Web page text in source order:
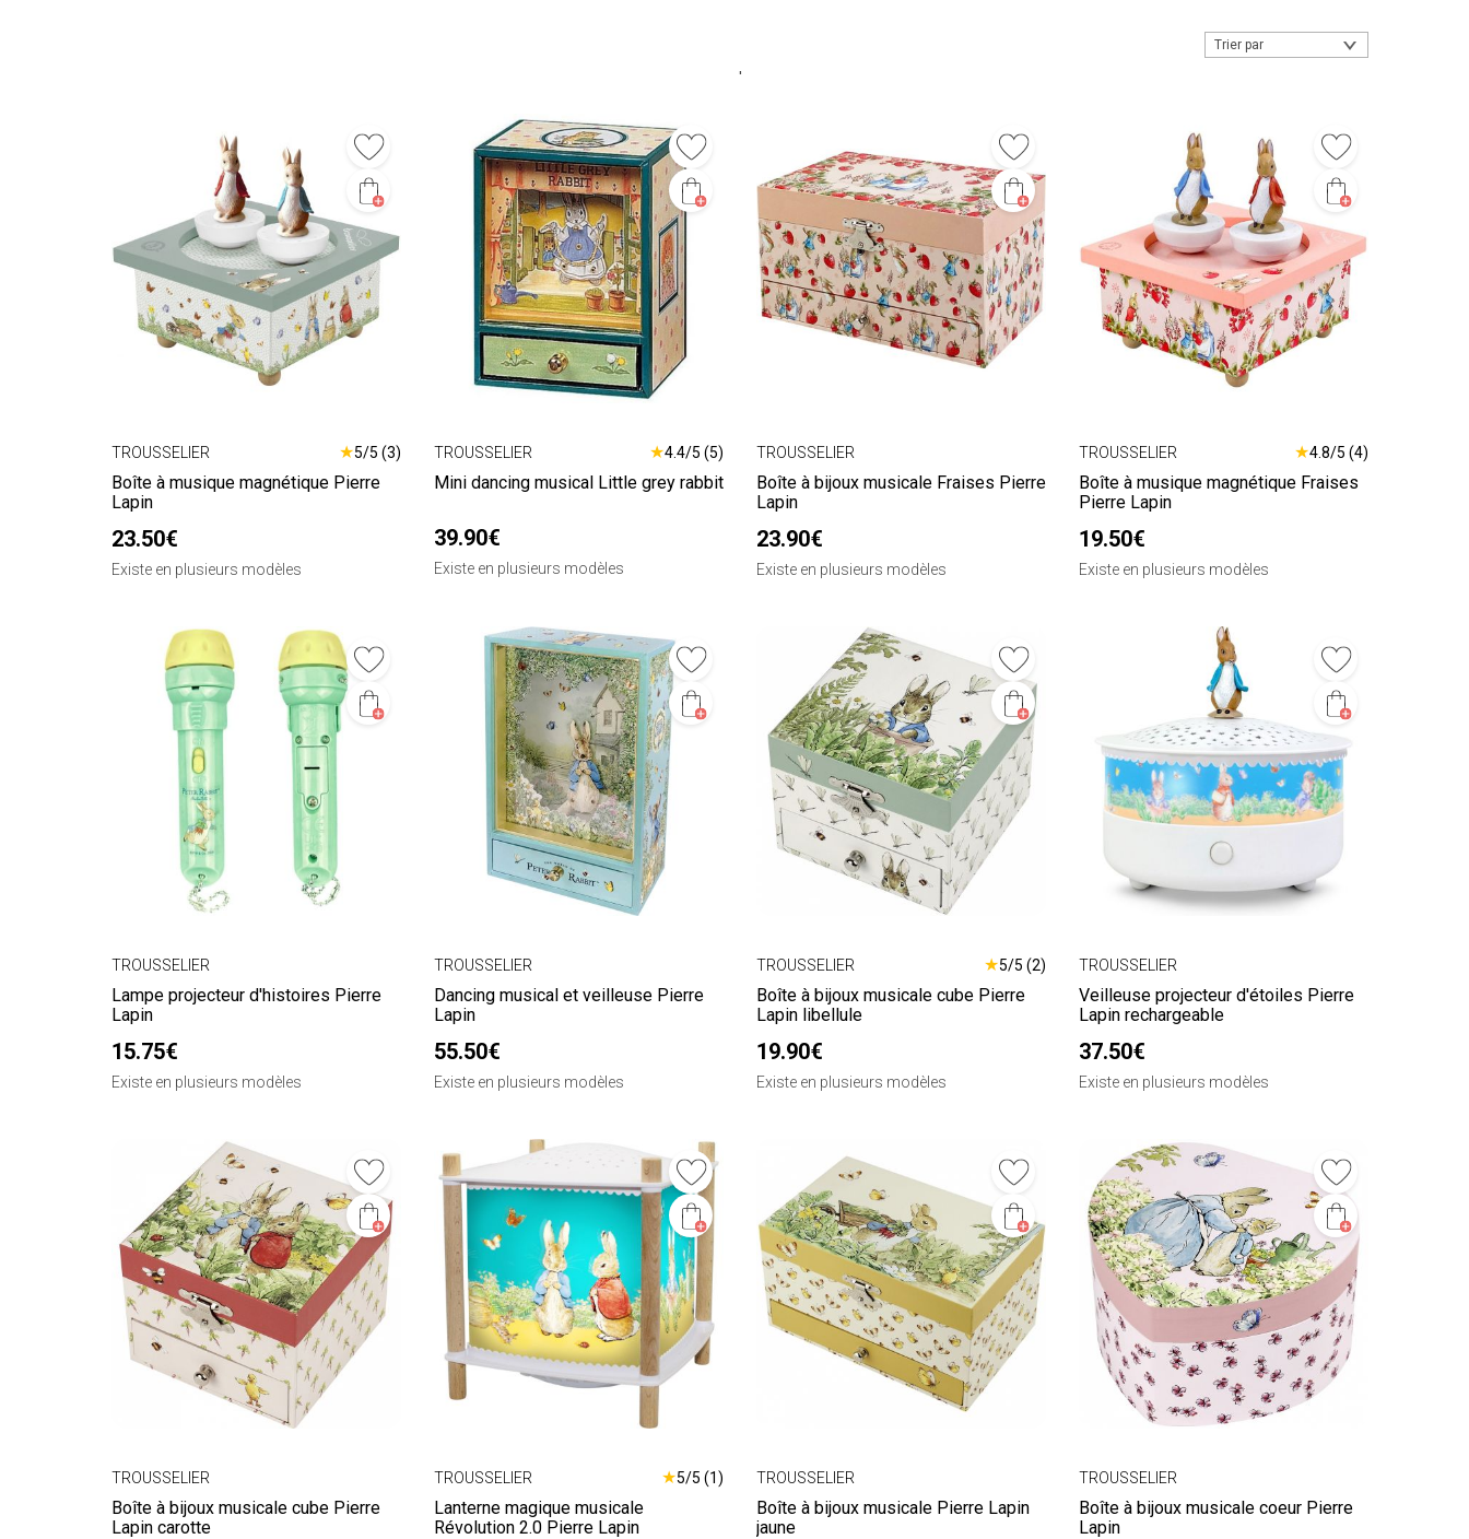
Trier par
'
TROUSSELIER ★5/5 (3)
Boîte à musique magnétique Pierre
Lapin
23.50€
Existe en plusieurs modèles
TROUSSELIER ★4.4/5 (5)
Mini dancing musical Little grey rabbit
39.90€
Existe en plusieurs modèles
TROUSSELIER
Boîte à bijoux musicale Fraises Pierre
Lapin
23.90€
Existe en plusieurs modèles
TROUSSELIER ★4.8/5 (4)
Boîte à musique magnétique Fraises
Pierre Lapin
19.50€
Existe en plusieurs modèles
TROUSSELIER
Lampe projecteur d'histoires Pierre
Lapin
15.75€
Existe en plusieurs modèles
TROUSSELIER
Dancing musical et veilleuse Pierre
Lapin
55.50€
Existe en plusieurs modèles
TROUSSELIER ★5/5 (2)
Boîte à bijoux musicale cube Pierre
Lapin libellule
19.90€
Existe en plusieurs modèles
TROUSSELIER
Veilleuse projecteur d'étoiles Pierre
Lapin rechargeable
37.50€
Existe en plusieurs modèles
TROUSSELIER
Boîte à bijoux musicale cube Pierre
Lapin carotte
TROUSSELIER ★5/5 (1)
Lanterne magique musicale
Révolution 2.0 Pierre Lapin
TROUSSELIER
Boîte à bijoux musicale Pierre Lapin
jaune
TROUSSELIER
Boîte à bijoux musicale coeur Pierre
Lapin